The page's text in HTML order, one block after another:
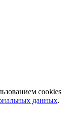
cookies
данных.